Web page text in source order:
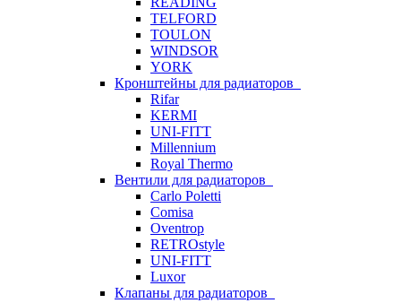
TELFORD
TOULON
WINDSOR
YORK
Кронштейны для радиаторов
Rifar
KERMI
UNI-FITT
Millennium
Royal Thermo
Вентили для радиаторов
Carlo Poletti
Comisa
Oventrop
RETROstyle
UNI-FITT
Luxor
Клапаны для радиаторов